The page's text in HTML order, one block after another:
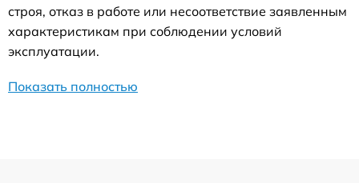
строя, отказ в работе или несоответствие заявленным
характеристикам при соблюдении условий
эксплуатации.
Показать полностью